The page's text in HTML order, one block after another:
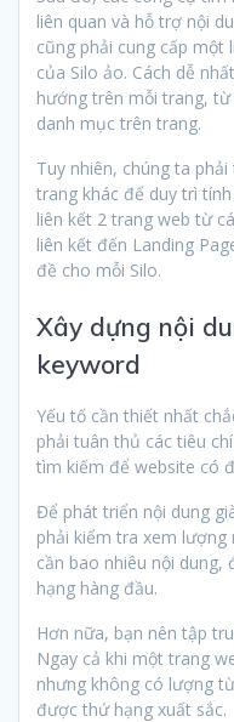
liên quan và hỗ trợ nội
cũng phải cung cấp một
của Silo ảo. Cách dễ
hướng trên mỗi trang,
danh mục trên trang.
Tuy nhiên, chúng ta
trang khác để duy trì
liên kết 2 trang web từ
liên kết đến Landing
đề cho mỗi Silo.
Xây dựng nội
keyword
Yếu tố cần thiết nhất
phải tuân thủ các tiêu
tìm kiếm để website có
Để phát triển nội dung
phải kiểm tra xem lượng
cần bao nhiêu nội
hạng hàng đầu.
Hơn nữa, bạn nên tập
Ngay cả khi một trang
nhưng không có lượng
được thứ hạng xuất sắc.